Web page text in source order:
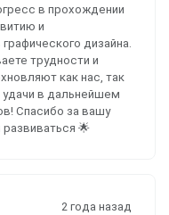
в прохождении
и
дизайна.
трудности и
как нас, так
в дальнейшем
Спасибо за вашу
🌟
2 года назад